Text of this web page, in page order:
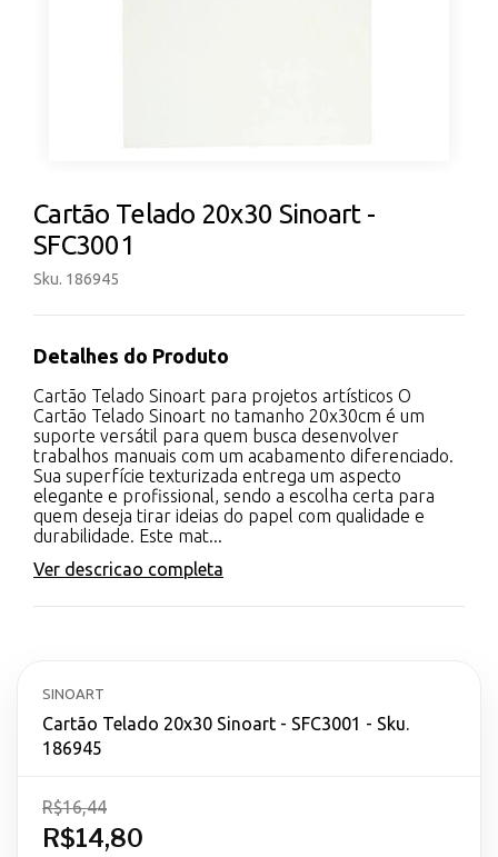
Cartão Telado 20x30 Sinoart -
SFC3001
Sku. 186945
Detalhes do Produto
Cartão Telado Sinoart para projetos artísticos O
Cartão Telado Sinoart no tamanho 20x30cm é um
suporte versátil para quem busca desenvolver
trabalhos manuais com um acabamento diferenciado.
Sua superfície texturizada entrega um aspecto
elegante e profissional, sendo a escolha certa para
quem deseja tirar ideias do papel com qualidade e
durabilidade. Este mat...
Ver descricao completa
SINOART
Cartão Telado 20x30 Sinoart - SFC3001 - Sku.
186945
R$14,80
R$16,44